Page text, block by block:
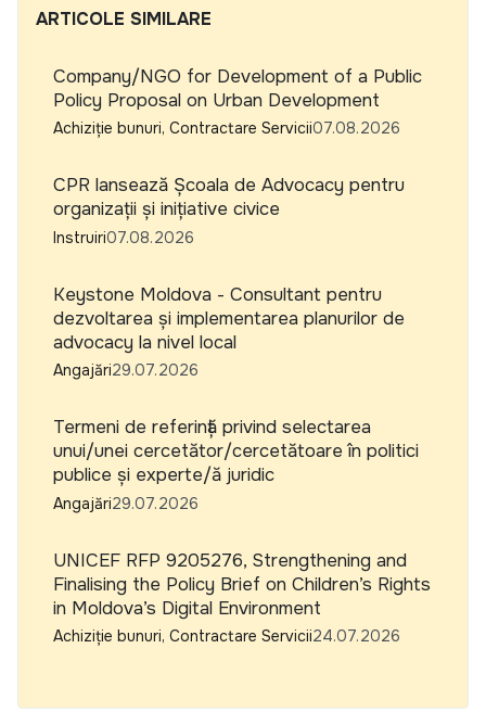
ARTICOLE SIMILARE
Company/NGO for Development of a Public
Policy Proposal on Urban Development
Achiziție bunuri, Contractare Servicii07.08.2026
CPR lansează Școala de Advocacy pentru
organizații și inițiative civice
Instruiri07.08.2026
Keystone Moldova - Consultant pentru
dezvoltarea și implementarea planurilor de
advocacy la nivel local
Angajări29.07.2026
Termeni de referință privind selectarea
unui/unei cercetător/cercetătoare în politici
publice și experte/ă juridic
Angajări29.07.2026
UNICEF RFP 9205276, Strengthening and
Finalising the Policy Brief on Children’s Rights
in Moldova’s Digital Environment
Achiziție bunuri, Contractare Servicii24.07.2026